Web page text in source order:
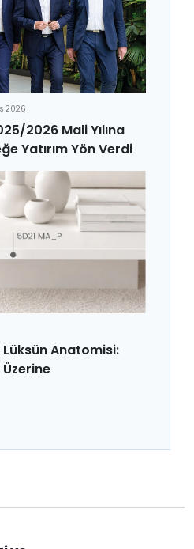
2026
2026 Mali Yılına
Yatırım Yön Verdi
Anatomisi: